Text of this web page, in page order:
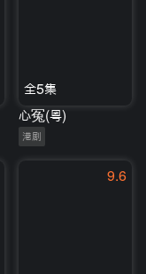
全5集
心冤(粤)
港剧
9.6